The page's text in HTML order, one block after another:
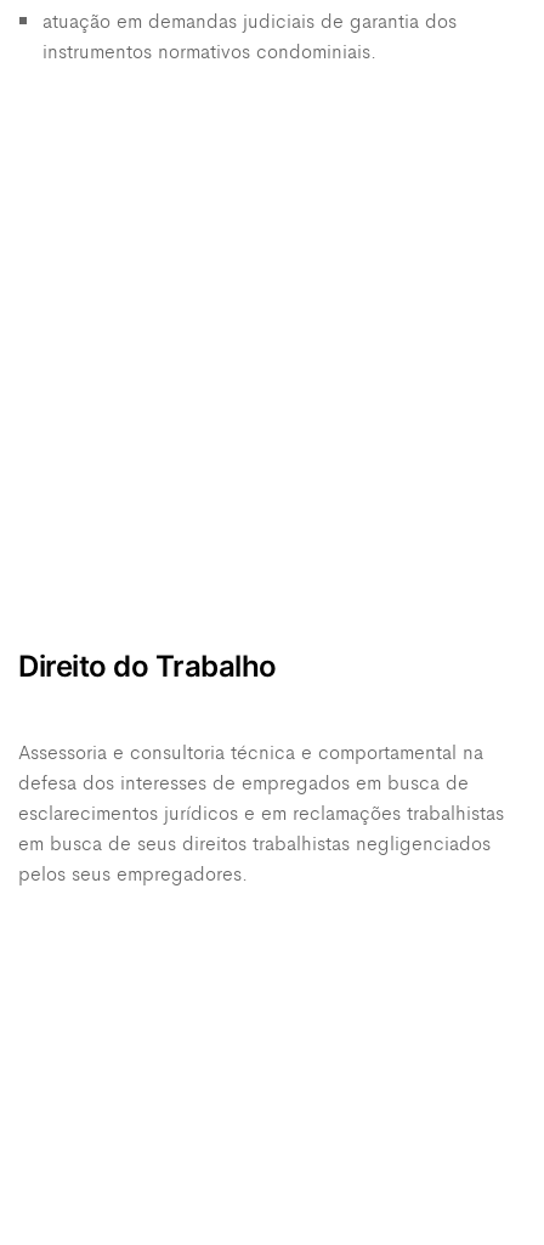
atuação em demandas judiciais de garantia dos
instrumentos normativos condominiais.
Direito do Trabalho
Assessoria e consultoria técnica e comportamental na
defesa dos interesses de empregados em busca de
esclarecimentos jurídicos e em reclamações trabalhistas
em busca de seus direitos trabalhistas negligenciados
pelos seus empregadores.